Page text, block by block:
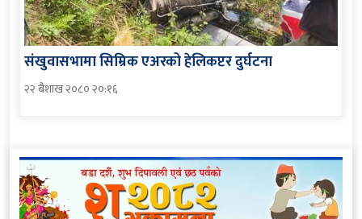
संखुवासभामा सिम्रिक एअरको हेलिकप्टर दुर्घटना
२२ बैशाख २०८० २०:१६